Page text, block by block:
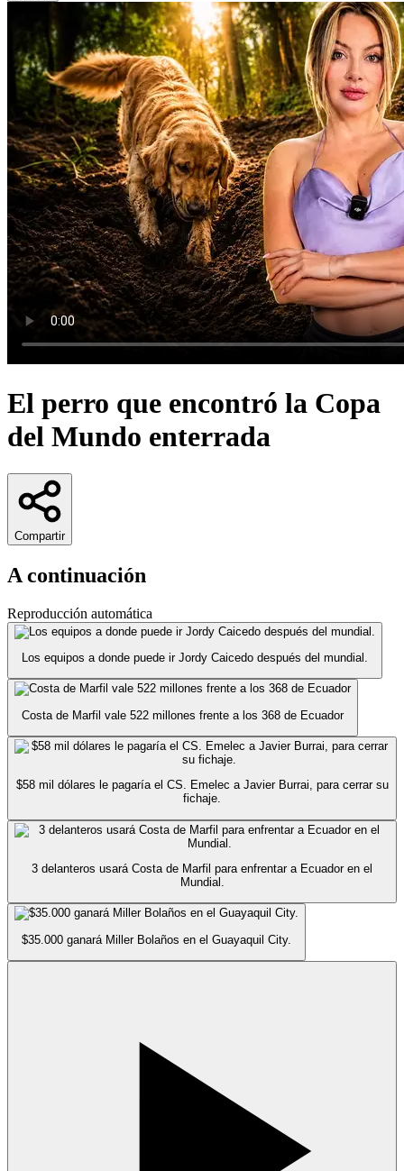
El perro que encontró la Copa
del Mundo enterrada
Compartir
A continuación
Reproducción automática
Los equipos a donde puede ir Jordy Caicedo después del mundial.
Costa de Marfil vale 522 millones frente a los 368 de Ecuador
$58 mil dólares le pagaría el CS. Emelec a Javier Burrai, para cerrar su
fichaje.
3 delanteros usará Costa de Marfil para enfrentar a Ecuador en el
Mundial.
$35.000 ganará Miller Bolaños en el Guayaquil City.